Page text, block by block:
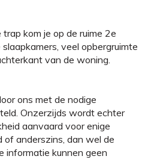
kom je op de ruime 2e
veel opbergruimte
van de woning.
ons met de nodige
Onzerzijds wordt echter
aanvaard voor enige
of anderszins, dan wel de
informatie kunnen geen